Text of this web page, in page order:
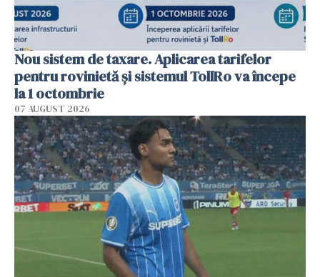
Nou sistem de taxare. Aplicarea tarifelor
pentru rovinietă şi sistemul TollRo va începe
la 1 octombrie
07 AUGUST 2026